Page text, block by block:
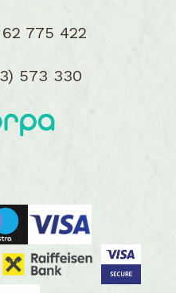
775 422
573 330